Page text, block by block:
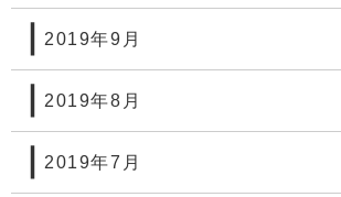
2019年9月
2019年8月
2019年7月